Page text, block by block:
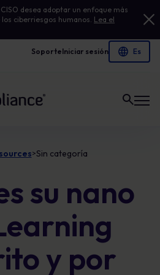
CISO desea adoptar un enfoque más
ciberriesgos humanos. Lea el
SoporteIniciar sesión
>Sin categoría
su nano
y por